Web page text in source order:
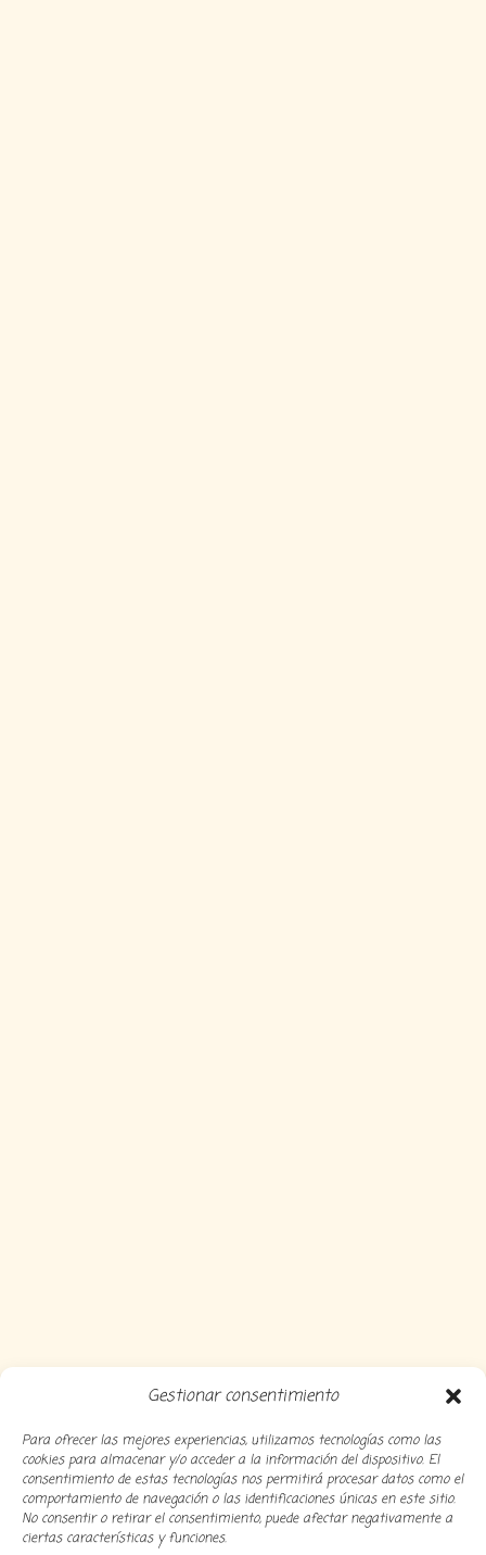
Gestionar consentimiento
Para ofrecer las mejores experiencias, utilizamos tecnologías como las
cookies para almacenar y/o acceder a la información del dispositivo. El
consentimiento de estas tecnologías nos permitirá procesar datos como el
comportamiento de navegación o las identificaciones únicas en este sitio.
No consentir o retirar el consentimiento, puede afectar negativamente a
ciertas características y funciones.